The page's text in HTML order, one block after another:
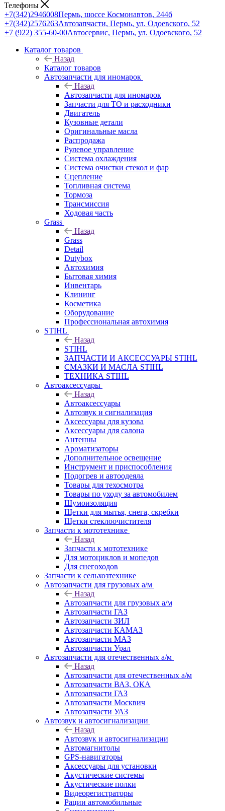
Телефоны
+7(342)2946008Пермь, шоссе Космонавтов, 244б
+7(342)2576263Автозапчасти, Пермь, ул. Одоевского, 52
+7 (922) 355-60-00Автосервис, Пермь, ул. Одоевского, 52
Каталог товаров
Назад
Каталог товаров
Автозапчасти для иномарок
Назад
Автозапчасти для иномарок
Запчасти для ТО и расходники
Двигатель
Кузовные детали
Оригинальные масла
Распродажа
Рулевое управление
Система охлаждения
Система очистки стекол и фар
Сцепление
Топливная система
Тормоза
Трансмиссия
Ходовая часть
Grass
Назад
Grass
Detail
Dutybox
Автохимия
Бытовая химия
Инвентарь
Клининг
Косметика
Оборудование
Профессиональная автохимия
STIHL
Назад
STIHL
ЗАПЧАСТИ И АКСЕССУАРЫ STIHL
СМАЗКИ И МАСЛА STIHL
ТЕХНИКА STIHL
Автоаксессуары
Назад
Автоаксессуары
Автозвук и сигнализация
Аксессуары для кузова
Аксессуары для салона
Антенны
Ароматизаторы
Дополнительное освещение
Инструмент и приспособления
Подогрев и автоодеяла
Товары для техосмотра
Товары по уходу за автомобилем
Шумоизоляция
Щетки для мытья, снега, скребки
Щетки стеклоочистителя
Запчасти к мототехнике
Назад
Запчасти к мототехнике
Для мотоциклов и мопедов
Для снегоходов
Запчасти к сельхозтехнике
Автозапчасти для грузовых а/м
Назад
Автозапчасти для грузовых а/м
Автозапчасти ГАЗ
Автозапчасти ЗИЛ
Автозапчасти КАМАЗ
Автозапчасти МАЗ
Автозапчасти Урал
Автозапчасти для отечественных а/м
Назад
Автозапчасти для отечественных а/м
Автозапчасти ВАЗ, ОКА
Автозапчасти ГАЗ
Автозапчасти Москвич
Автозапчасти УАЗ
Автозвук и автосигнализации
Назад
Автозвук и автосигнализации
Автомагнитолы
GPS-навигаторы
Аксессуары для установки
Акустические системы
Акустические полки
Видеорегистраторы
Рации автомобильные